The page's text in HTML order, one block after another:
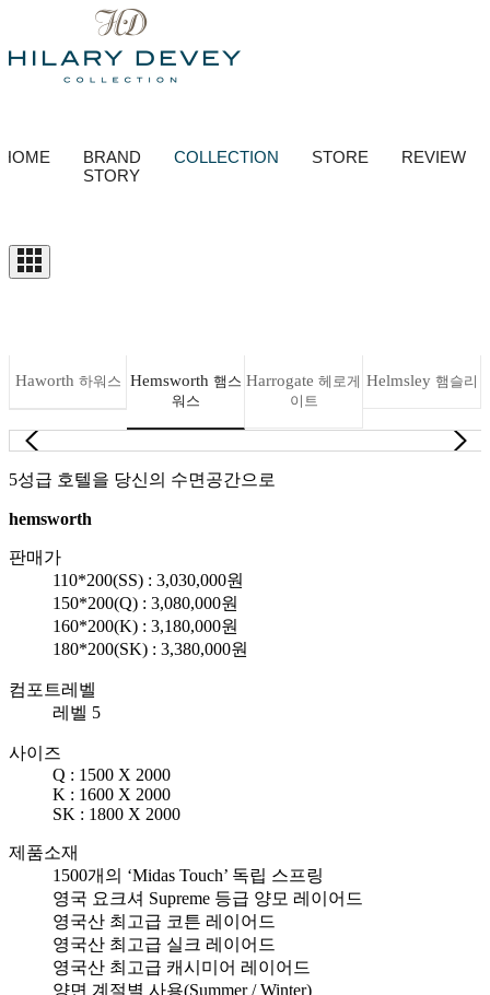
HOME
BRAND
STORY
COLLECTION STORE REVIEW
Haworth 하워스 Hemsworth 햄스
워스
Harrogate 헤로게
이트
Helmsley 햄슬리
5성급 호텔을 당신의 수면공간으로
hemsworth
판매가
110*200(SS) : 3,030,000원
150*200(Q) : 3,080,000원
160*200(K) : 3,180,000원
180*200(SK) : 3,380,000원
컴포트레벨
레벨 5
사이즈
Q : 1500 X 2000
K : 1600 X 2000
SK : 1800 X 2000
제품소재
1500개의 ‘Midas Touch’ 독립 스프링
영국 요크셔 Supreme 등급 양모 레이어드
영국산 최고급 코튼 레이어드
영국산 최고급 실크 레이어드
영국산 최고급 캐시미어 레이어드
양면 계절별 사용(Summer / Winter)